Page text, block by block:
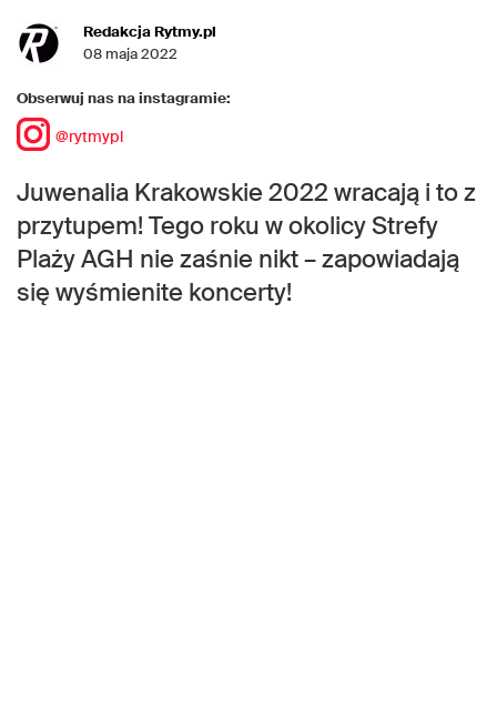
Redakcja Rytmy.pl
08 maja 2022
Obserwuj nas na instagramie:
@rytmypl
Juwenalia Krakowskie 2022 wracają i to z
przytupem! Tego roku w okolicy Strefy
Plaży AGH nie zaśnie nikt – zapowiadają
się wyśmienite koncerty!